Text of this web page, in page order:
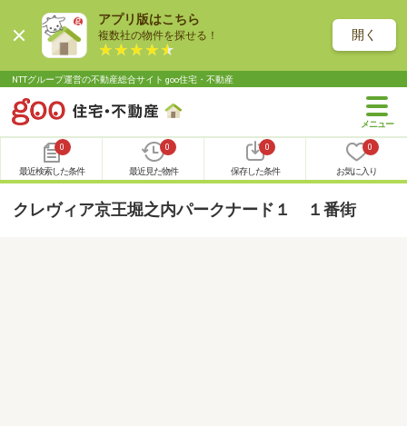
アプリ版はこちら
複数社の物件を探せる！ 開く
NTTグループ運営の不動産総合サイト goo住宅・不動産
0
最近検索した条件
0
最近見た物件
0
保存した条件
0
お気に入り
クレヴィア京王堀之内パークナード１ １番街